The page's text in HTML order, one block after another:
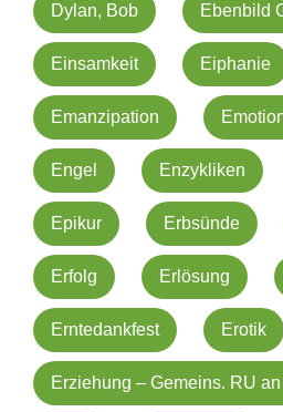
Dylan, Bob Ebenbild
Einsamkeit Eiphanie
Emanzipation
Engel Enzykliken
Epikur Erbsünde
Erfolg Erlösung
Erntedankfest Erotik
Erziehung – Gemeins. RU